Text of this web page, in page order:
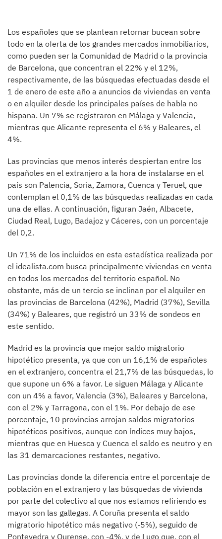
Los españoles que se plantean retornar bucean sobre
todo en la oferta de los grandes mercados inmobiliarios,
como pueden ser la Comunidad de Madrid o la provincia
de Barcelona, que concentran el 22% y el 12%,
respectivamente, de las búsquedas efectuadas desde el
1 de enero de este año a anuncios de viviendas en venta
o en alquiler desde los principales países de habla no
hispana. Un 7% se registraron en Málaga y Valencia,
mientras que Alicante representa el 6% y Baleares, el
4%.
Las provincias que menos interés despiertan entre los
españoles en el extranjero a la hora de instalarse en el
país son Palencia, Soria, Zamora, Cuenca y Teruel, que
contemplan el 0,1% de las búsquedas realizadas en cada
una de ellas. A continuación, figuran Jaén, Albacete,
Ciudad Real, Lugo, Badajoz y Cáceres, con un porcentaje
del 0,2.
Un 71% de los incluidos en esta estadística realizada por
el idealista.com busca principalmente viviendas en venta
en todos los mercados del territorio español. No
obstante, más de un tercio se inclinan por el alquiler en
las provincias de Barcelona (42%), Madrid (37%), Sevilla
(34%) y Baleares, que registró un 33% de sondeos en
este sentido.
Madrid es la provincia que mejor saldo migratorio
hipotético presenta, ya que con un 16,1% de españoles
en el extranjero, concentra el 21,7% de las búsquedas, lo
que supone un 6% a favor. Le siguen Málaga y Alicante
con un 4% a favor, Valencia (3%), Baleares y Barcelona,
con el 2% y Tarragona, con el 1%. Por debajo de ese
porcentaje, 10 provincias arrojan saldos migratorios
hipotéticos positivos, aunque con índices muy bajos,
mientras que en Huesca y Cuenca el saldo es neutro y en
las 31 demarcaciones restantes, negativo.
Las provincias donde la diferencia entre el porcentaje de
población en el extranjero y las búsquedas de vivienda
por parte del colectivo al que nos estamos refiriendo es
mayor son las gallegas. A Coruña presenta el saldo
migratorio hipotético más negativo (-5%), seguido de
Pontevedra y Ourense, con -4%, y de Lugo que, con el